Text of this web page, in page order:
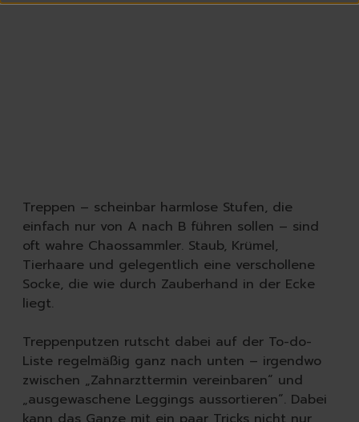
Universalwaschmittel
Geschirrspülmittel, -
Spülmittel
Spülbürsten |
Geschirrtücher
Spülzubehör
Außen | Lack
Felgen | Reifen |
Autodüfte
Auto Shampoo
Treppen – scheinbar harmlose Stufen, die
einfach nur von A nach B führen sollen – sind
oft wahre Chaossammler. Staub, Krümel,
Tierhaare und gelegentlich eine verschollene
Socke, die wie durch Zauberhand in der Ecke
liegt.
Treppenputzen rutscht dabei auf der To-do-
Liste regelmäßig ganz nach unten – irgendwo
zwischen „Zahnarzttermin vereinbaren“ und
„ausgewaschene Leggings aussortieren“. Dabei